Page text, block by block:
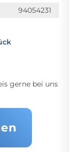
94054231
gerne bei uns